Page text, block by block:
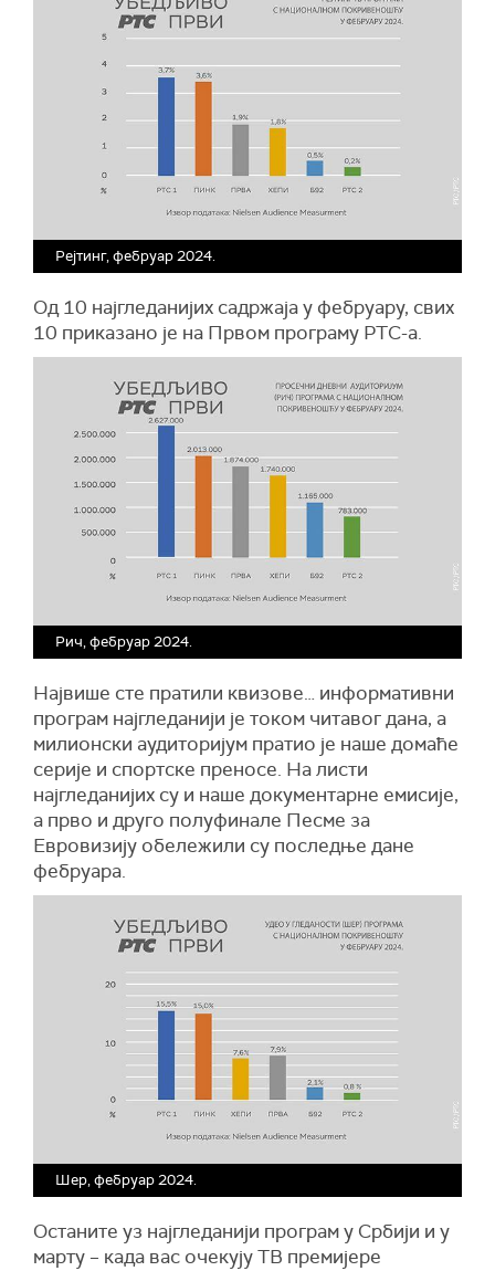
Рејтинг, фебруар 2024.
Од 10 најгледанијих садржаја у фебруару, свих
10 приказано је на Првом програму РТС-а.
Рич, фебруар 2024.
Највише сте пратили квизове… информативни
програм најгледанији је током читавог дана, а
милионски аудиторијум пратио је наше домаће
серије и спортске преносе. На листи
најгледанијих су и наше документарне емисије,
а прво и друго полуфинале Песме за
Евровизију обележили су последње дане
фебруара.
Шер, фебруар 2024.
Останите уз најгледанији програм у Србији и у
марту – када вас очекују ТВ премијере